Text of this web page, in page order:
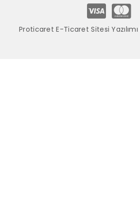
Proticaret E-Ticaret Sitesi Yazılımı